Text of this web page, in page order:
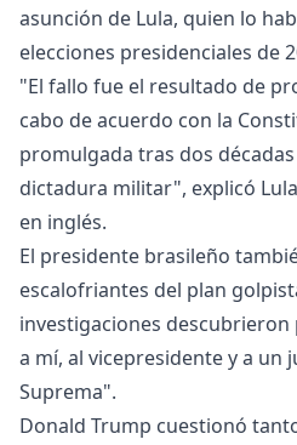
asunción de Lula, quien lo
elecciones presidenciales de
"El fallo fue el resultado de
cabo de acuerdo con la
promulgada tras dos
dictadura militar", explicó
en inglés.
El presidente brasileño
escalofriantes del plan
investigaciones
a mí, al vicepresidente y a un
Suprema".
Donald Trump cuestionó